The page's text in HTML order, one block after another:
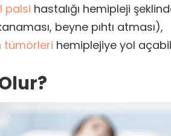
palsi hastalığı hemipleji
beyne pıhtı atması),
tümörleri hemiplejiye yol